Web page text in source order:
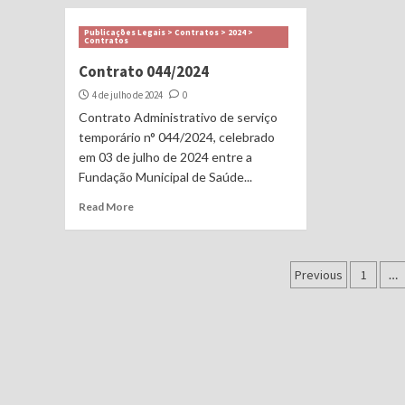
Publicações Legais > Contratos > 2024 >
Contratos
Contrato 044/2024
4 de julho de 2024 0
Contrato Administrativo de serviço
temporário n° 044/2024, celebrado
em 03 de julho de 2024 entre a
Fundação Municipal de Saúde...
Read More
Previous 1 …